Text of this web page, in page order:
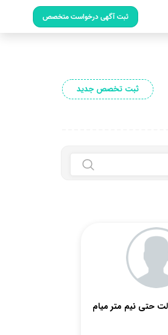
ثبت آگهی درخواست متخصص
ثبت تخصص جدید
حتی نیم متر میام